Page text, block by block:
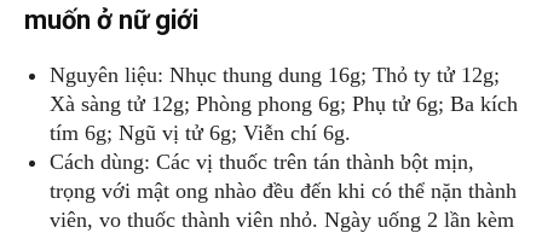
muốn ở nữ giới
Nguyên liệu: Nhục thung dung 16g; Thỏ ty tử 12g;
Xà sàng tử 12g; Phòng phong 6g; Phụ tử 6g; Ba kích
tím 6g; Ngũ vị tử 6g; Viễn chí 6g.
Cách dùng: Các vị thuốc trên tán thành bột mịn,
trọng với mật ong nhào đều đến khi có thể nặn thành
viên, vo thuốc thành viên nhỏ. Ngày uống 2 lần kèm